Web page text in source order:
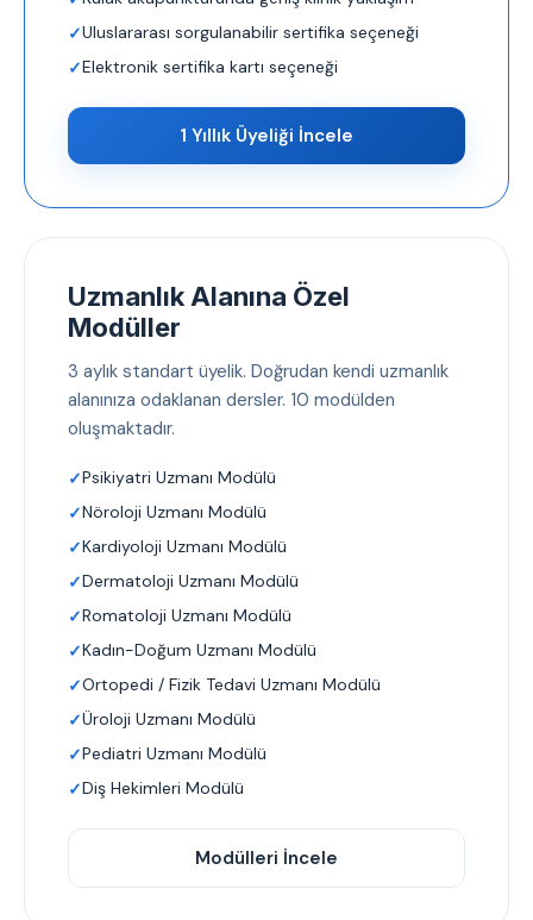
Uluslararası sorgulanabilir sertifika seçeneği
Elektronik sertifika kartı seçeneği
1 Yıllık Üyeliği İncele
Uzmanlık Alanına Özel
Modüller
3 aylık standart üyelik. Doğrudan kendi uzmanlık
alanınıza odaklanan dersler. 10 modülden
oluşmaktadır.
Psikiyatri Uzmanı Modülü
Nöroloji Uzmanı Modülü
Kardiyoloji Uzmanı Modülü
Dermatoloji Uzmanı Modülü
Romatoloji Uzmanı Modülü
Kadın-Doğum Uzmanı Modülü
Ortopedi / Fizik Tedavi Uzmanı Modülü
Üroloji Uzmanı Modülü
Pediatri Uzmanı Modülü
Diş Hekimleri Modülü
Modülleri İncele